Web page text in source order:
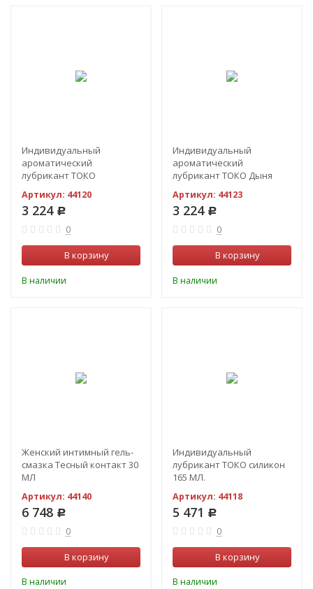
Индивидуальный
ароматический
лубрикант ТОКО
Артикул: 44120
3 224 Р
0
В корзину
В наличии
Индивидуальный
ароматический
лубрикант ТОКО Дыня
Артикул: 44123
3 224 Р
0
В корзину
В наличии
Женский интимный гель-
смазка Тесный контакт 30
МЛ
Артикул: 44140
6 748 Р
0
В корзину
В наличии
Индивидуальный
лубрикант ТОКО силикон
165 МЛ.
Артикул: 44118
5 471 Р
0
В корзину
В наличии